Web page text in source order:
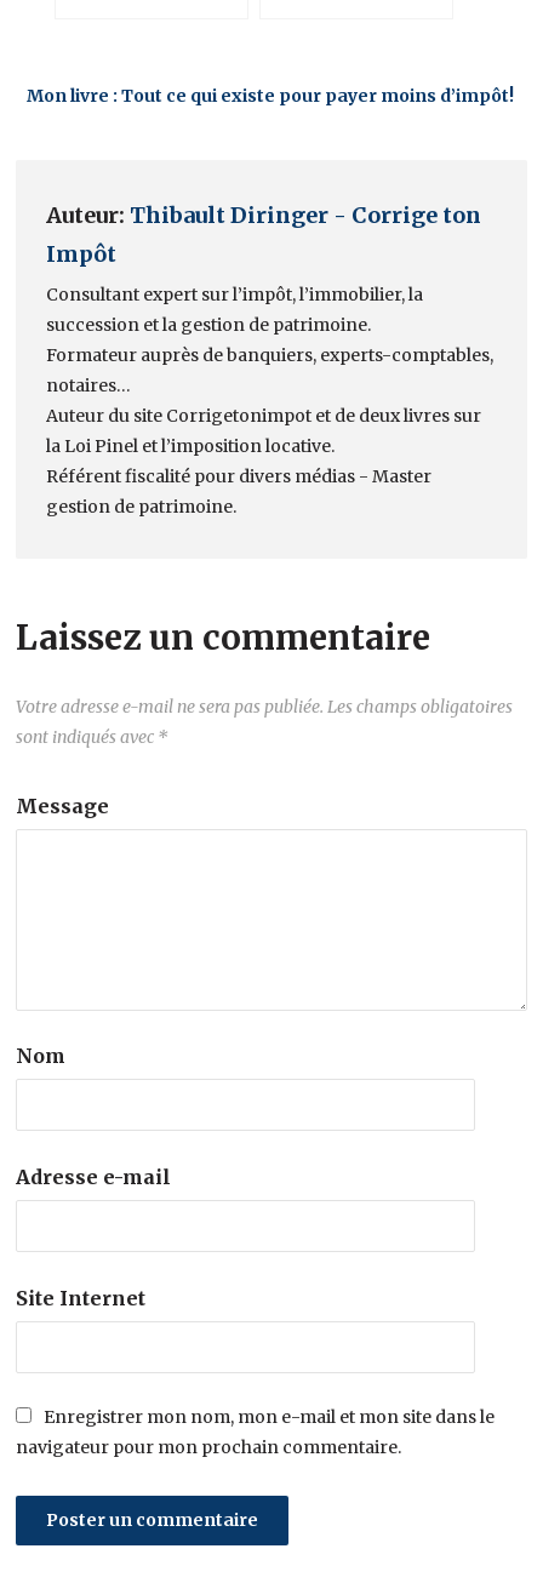
Mon livre : Tout ce qui existe pour payer moins d’impôt!
Auteur: Thibault Diringer - Corrige ton
Impôt
Consultant expert sur l’impôt, l’immobilier, la
succession et la gestion de patrimoine.
Formateur auprès de banquiers, experts-comptables,
notaires…
Auteur du site Corrigetonimpot et de deux livres sur
la Loi Pinel et l’imposition locative.
Référent fiscalité pour divers médias - Master
gestion de patrimoine.
Laissez un commentaire
Votre adresse e-mail ne sera pas publiée. Les champs obligatoires
sont indiqués avec *
Message
Nom
Adresse e-mail
Site Internet
Enregistrer mon nom, mon e-mail et mon site dans le
navigateur pour mon prochain commentaire.